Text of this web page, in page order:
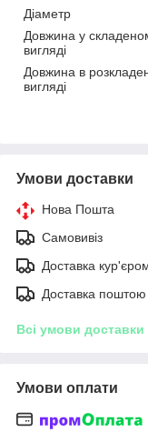
Діаметр
Довжина у
вигляді
Довжина в
вигляді
Умови доставки
Нова Пошта
Самовивіз
Доставка
Доставка поштою
Всі умови доставки
Умови оплати